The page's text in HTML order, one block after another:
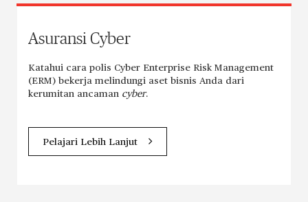
Asuransi Cyber
Katahui cara polis Cyber Enterprise Risk Management
(ERM) bekerja melindungi aset bisnis Anda dari
kerumitan ancaman cyber.
Pelajari Lebih Lanjut